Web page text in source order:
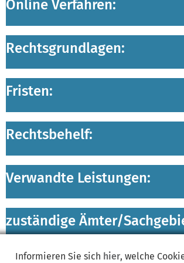
Online Verfahren:
Rechtsgrundlagen:
Fristen:
Rechtsbehelf:
Verwandte Leistungen:
zuständige Ämter/
Informieren Sie sich hier, welche